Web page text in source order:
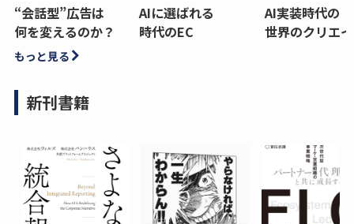
“会話型”広告は
何を変えるのか？
AIに選ばれる
時代のEC
AI実装時代の
世界のクリエ
もっと見る
新刊書籍